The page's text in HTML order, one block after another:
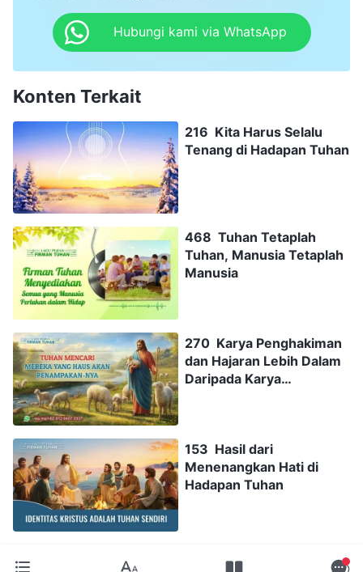
Hubungi kami via WhatsApp
Konten Terkait
216 Kita Harus Selalu
Tenang di Hadapan Tuhan
468 Tuhan Tetaplah
Tuhan, Manusia Tetaplah
Manusia
270 Karya Penghakiman
dan Hajaran Lebih Dalam
Daripada Karya
153 Hasil dari
Menenangkan Hati di
Hadapan Tuhan